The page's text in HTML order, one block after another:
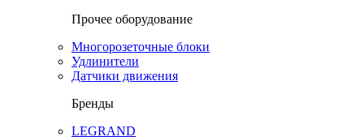
Прочее оборудование
Многорозеточные блоки
Удлинители
Датчики движения
Бренды
LEGRAND